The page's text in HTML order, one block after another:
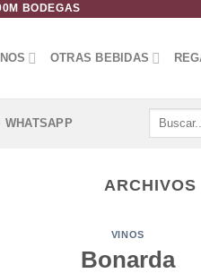
BODEGAS
OTRAS BEBIDAS
WHATSAPP
Buscar
VINOS
Bonarda